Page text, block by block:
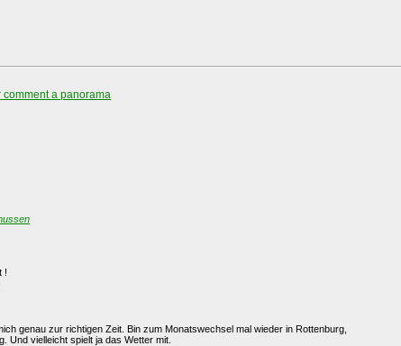
a panorama
!
genau zur richtigen Zeit. Bin zum Monatswechsel mal wieder in Rottenburg,
Und vielleicht spielt ja das Wetter mit.